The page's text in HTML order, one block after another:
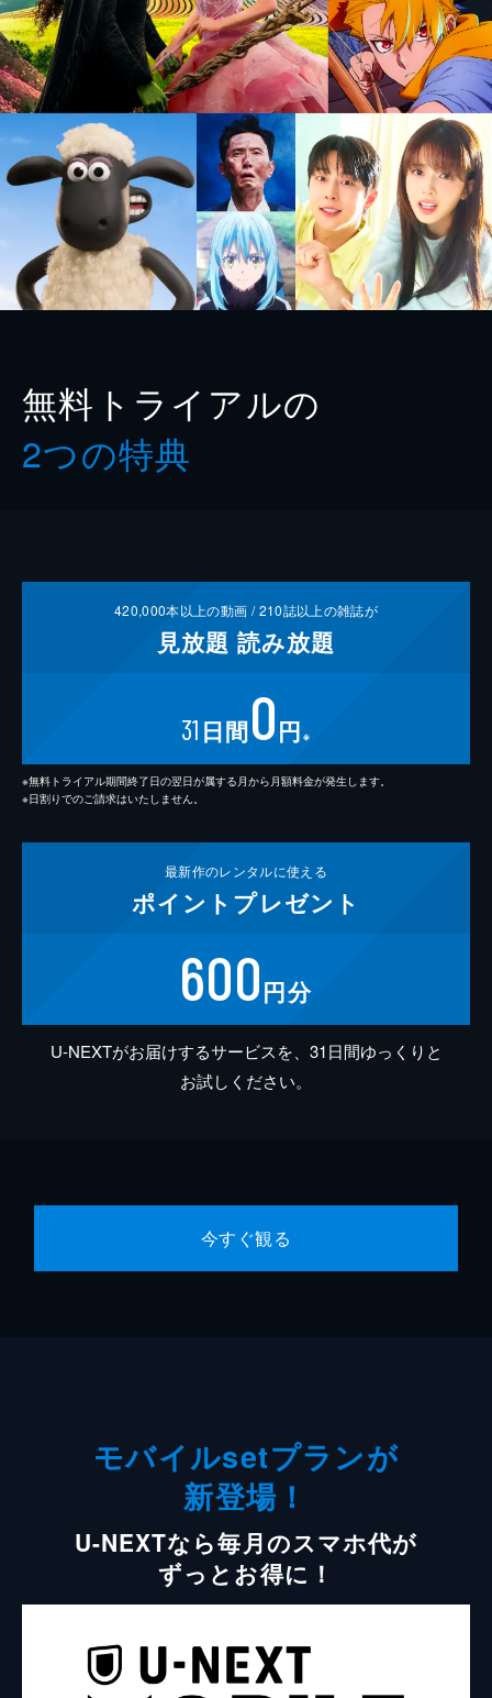
無料トライアルの
2つの特典
420,000本以上の動画 /210誌以上の雑誌が
見放題 読み放題
31 日間0円 ※
※無料トライアル期間終了日の翌日が属する月から月額料金が発生します。
※日割りでのご請求はいたしません。
最新作のレンタルに使える
ポイント プレゼント
600円分
U-NEXTがお届けするサービスを、31日間ゆっくりと
お試しください。
今すぐ観る
モバイルsetプランが
新登場！
U-NEXTなら毎月のスマホ代が
ずっとお得に！